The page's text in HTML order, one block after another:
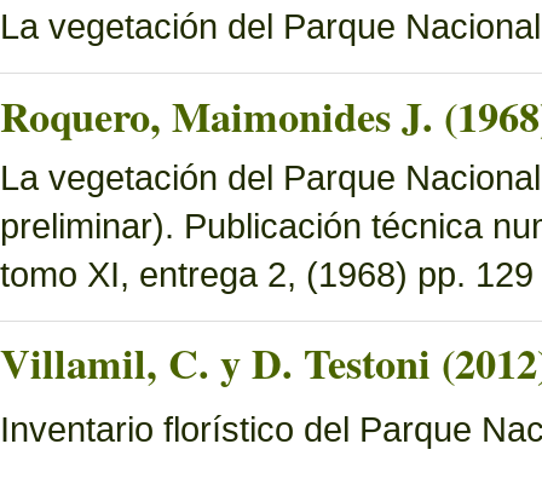
La vegetación del Parque
Roquero, Maimonides J.
La vegetación del Parque
preliminar). Publicación técnica
tomo XI, entrega 2, (1968) pp.
Villamil, C. y D. Testoni
Inventario florístico del Parque